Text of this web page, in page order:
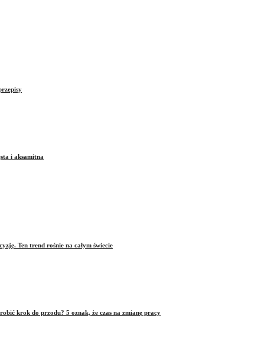
i aksamitna
Ten trend rośnie na całym świecie
krok do przodu? 5 oznak, że czas na zmianę pracy